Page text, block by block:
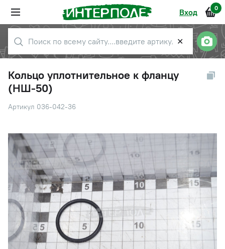
Вход 0
✕
Кольцо уплотнительное к фланцу
(НШ-50)
Артикул 036-042-36